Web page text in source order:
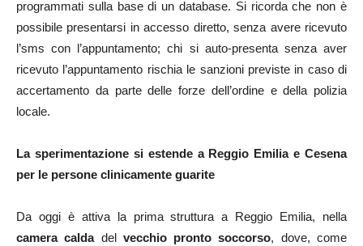
programmati sulla base di un database. Si ricorda che non è
possibile presentarsi in accesso diretto, senza avere ricevuto
l’sms con l’appuntamento; chi si auto-presenta senza aver
ricevuto l’appuntamento rischia le sanzioni previste in caso di
accertamento da parte delle forze dell’ordine e della polizia
locale.
La sperimentazione si estende a Reggio Emilia e Cesena
per le persone clinicamente guarite
Da oggi è attiva la prima struttura a Reggio Emilia, nella
camera caldadel vecchio pronto soccorso, dove, come